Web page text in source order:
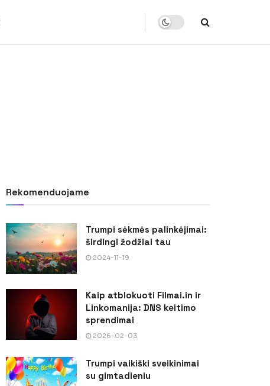
Rekomenduojame
Trumpi sėkmės palinkėjimai:
širdingi žodžiai tau
2024-11-19
Kaip atblokuoti Filmai.in ir
Linkomanija: DNS keitimo
sprendimai
2026-02-03
Trumpi vaikiški sveikinimai
su gimtadieniu